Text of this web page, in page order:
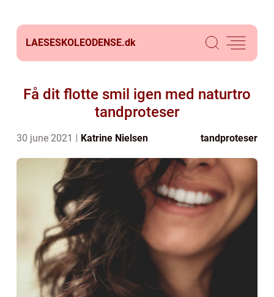
LAESESKOLEODENSE.dk
Få dit flotte smil igen med naturtro
tandproteser
30 june 2021 Katrine Nielsen tandproteser